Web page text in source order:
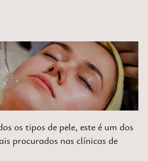
os tipos de pele, este é um dos
procurados nas clínicas de